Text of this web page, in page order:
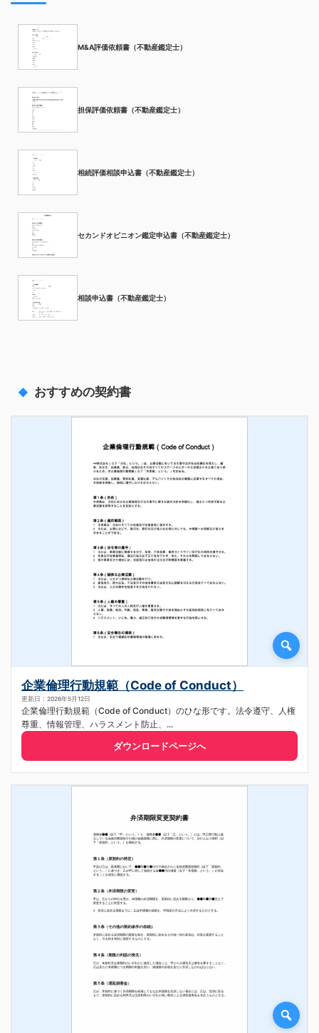
M&A評価依頼書（不動産鑑定士）
担保評価依頼書（不動産鑑定士）
相続評価相談申込書（不動産鑑定士）
セカンドオピニオン鑑定申込書（不動産鑑定士）
相談申込書（不動産鑑定士）
おすすめの契約書
企業倫理行動規範（Code of Conduct）
更新日：2026年5月12日
企業倫理行動規範（Code of Conduct）のひな形です。法令遵守、人権
尊重、情報管理、ハラスメント防止、...
ダウンロードページへ